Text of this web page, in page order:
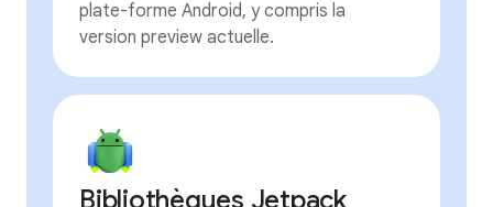
plate-forme Android, y compris la
version preview actuelle.